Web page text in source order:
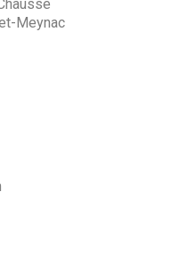
Meynac